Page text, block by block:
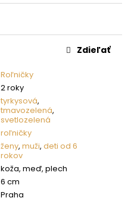
Roľničky
2 roky
tyrkysová,
tmavozelená,
svetlozelená
roľničky
ženy, muži, deti od 6
rokov
koža, meď, plech
6 cm
Praha
Zdieľať